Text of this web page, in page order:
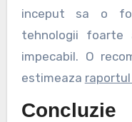
inceput sa o
tehnologii foarte
impecabil. O
estimeaza
Concluzie